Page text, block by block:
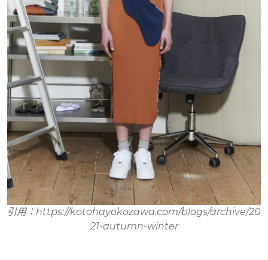
引用：https://kotohayokozawa.com/blogs/archive/20
21-autumn-winter